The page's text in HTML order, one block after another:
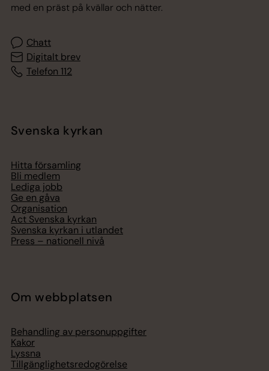
med en präst på kvällar och nätter.
Chatt
Digitalt brev
Telefon 112
Svenska kyrkan
Hitta församling
Bli medlem
Lediga jobb
Ge en gåva
Organisation
Act Svenska kyrkan
Svenska kyrkan i utlandet
Press – nationell nivå
Om webbplatsen
Behandling av personuppgifter
Kakor
Lyssna
Tillgänglighetsredogörelse